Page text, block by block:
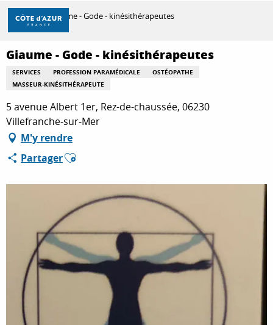
Aller
contenu
principal
DÉCOUVRIR
À FAIRE
SÉJOURNER
Accueil Giaume - Gode - kinésithérapeutes
Giaume - Gode - kinésithérapeutes
SERVICES PROFESSION PARAMÉDICALE
OSTÉOPATHE
MASSEUR-KINÉSITHÉRAPEUTE
5 avenue Albert 1er, Rez-de-chaussée, 06230
Villefranche-sur-Mer
M'y rendre
PartagerAjouter aux favoris